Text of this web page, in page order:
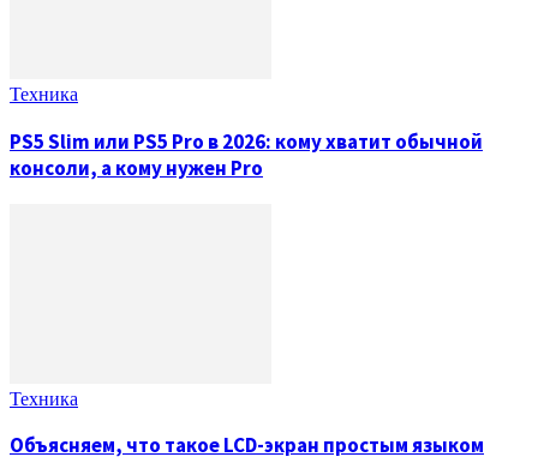
Техника
PS5 Slim или PS5 Pro в 2026: кому хватит обычной
консоли, а кому нужен Pro
Техника
Объясняем, что такое LCD-экран простым языком